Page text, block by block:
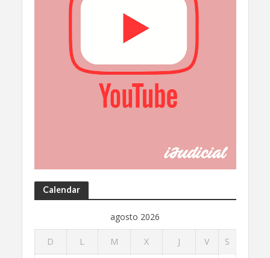
Calendar
agosto 2026
D L M X J V S